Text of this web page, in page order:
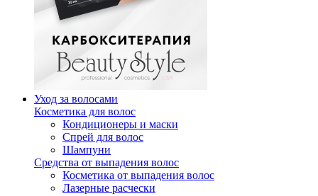
Уход за волосами
Косметика для волос
Кондиционеры и маски
Спрей для волос
Шампуни
Средства от выпадения волос
Косметика от выпадения волос
Лазерные расчески